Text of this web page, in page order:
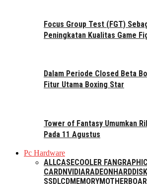
Focus Group Test (FGT)
Peningkatan Kualitas Game
Dalam Periode Closed Beta
Fitur Utama Boxing Star
Tower of Fantasy Umumkan
Pada 11 Agustus
Pc Hardware
ALLCASECOOLER FAN
CARDNVIDIARADEON HARDDISK
SSDLCDMEMORY